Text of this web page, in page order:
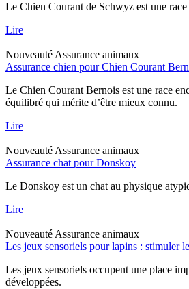
Le Chien Courant de Schwyz est une
Lire
Nouveauté Assurance animaux
Assurance chien pour Chien Courant
Le Chien Courant Bernois est une race
équilibré qui mérite d’être mieux connu.
Lire
Nouveauté Assurance animaux
Assurance chat pour Donskoy
Le Donskoy est un chat au physique
Lire
Nouveauté Assurance animaux
Les jeux sensoriels pour lapins : stimuler
Les jeux sensoriels occupent une place
développées.